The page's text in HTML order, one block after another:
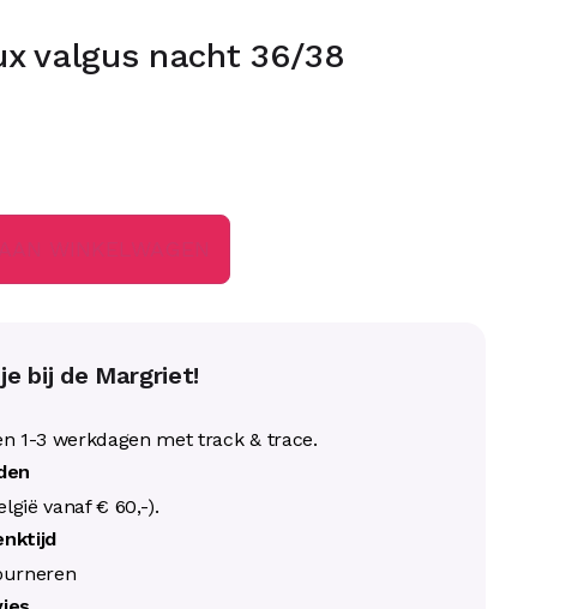
valgus nacht 36/38
bij de Margriet!
1-3 werkdagen met track & trace.
vanaf € 60,-).